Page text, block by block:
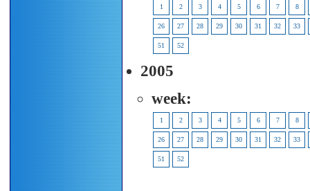
1 2 3 4 5 6 7 8
26 27 28 29 30 31 32 33
51 52
2005
week:
1 2 3 4 5 6 7 8
26 27 28 29 30 31 32 33
51 52